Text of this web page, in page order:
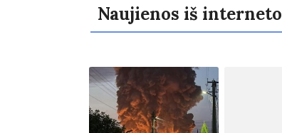
Naujienos iš interneto